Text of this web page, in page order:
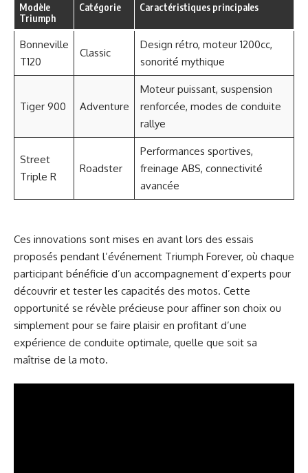
Modèle
Triumph
Catégorie Caractéristiques principales
Bonneville
T120
Classic
Design rétro, moteur 1200cc,
sonorité mythique
Tiger 900 Adventure
Moteur puissant, suspension
renforcée, modes de conduite
rallye
Street
Triple R
Roadster
Performances sportives,
freinage ABS, connectivité
avancée
Ces innovations sont mises en avant lors des essais
proposés pendant l’événement Triumph Forever, où chaque
participant bénéficie d’un accompagnement d’experts pour
découvrir et tester les capacités des motos. Cette
opportunité se révèle précieuse pour affiner son choix ou
simplement pour se faire plaisir en profitant d’une
expérience de conduite optimale, quelle que soit sa
maîtrise de la moto.